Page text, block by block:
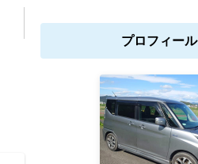
プロフィール